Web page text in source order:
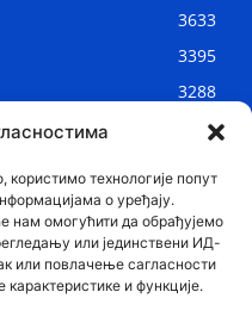
технологије попут
о уређају.
нам омогућити да обрађујемо
или јединствени ИД-
или повлачење сагласности
и функције.
3633
3395
3288
2912